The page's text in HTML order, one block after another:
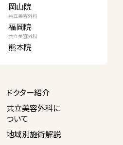
岡山院
共立美容外科
福岡院
共立美容外科
熊本院
ドクター紹介
共立美容外科に
ついて
地域別施術解説